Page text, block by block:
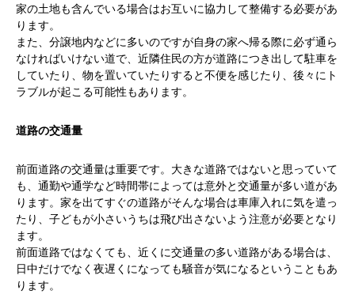
家の土地も含んでいる場合はお互いに協力して整備する必要があ
ります。
また、分譲地内などに多いのですが自身の家へ帰る際に必ず通ら
なければいけない道で、近隣住民の方が道路につき出して駐車を
していたり、物を置いていたりすると不便を感じたり、後々にト
ラブルが起こる可能性もあります。
道路の交通量
前面道路の交通量は重要です。大きな道路ではないと思っていて
も、通勤や通学など時間帯によっては意外と交通量が多い道があ
ります。家を出てすぐの道路がそんな場合は車庫入れに気を遣っ
たり、子どもが小さいうちは飛び出さないよう注意が必要となり
ます。
前面道路ではなくても、近くに交通量の多い道路がある場合は、
日中だけでなく夜遅くになっても騒音が気になるということもあ
ります。